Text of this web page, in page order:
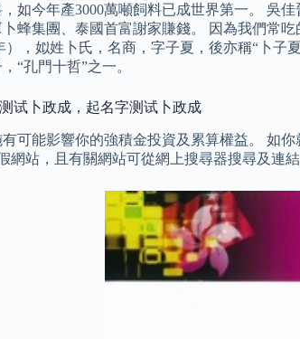
如今年產3000萬噸飼料已成世界第一。 吳
蜂集團、泰國首富謝家賺錢。 因為我們常
，姒姓卜氏，名商，字子夏，後亦稱“卜
“孔門十哲”之一。
试卜政成，起名字测试卜政成
可能影響你的強積金投資及累算權益。 如
站，且有關網站可從網上搜尋器搜尋及連結